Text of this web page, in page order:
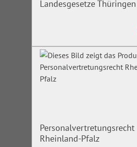
Landesgesetze Thüringen
Personalvertretungsrecht
Rheinland-Pfalz